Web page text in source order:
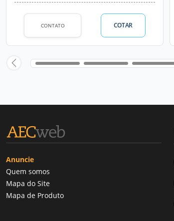
CONTATO COTAR
Anuncie
Quem somos
Mapa do Site
Mapa de Produto